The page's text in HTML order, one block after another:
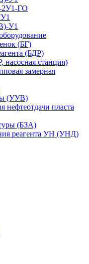
ГО
У1
(БГ)
(БДР)
насосная станция)
замерная
(УУВ)
пласта
(БЗА)
реагента УН (УНД)